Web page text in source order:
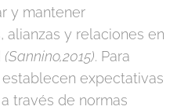
y mantener
alianzas y relaciones en
(Sannino,2015). Para
expectativas
través de normas